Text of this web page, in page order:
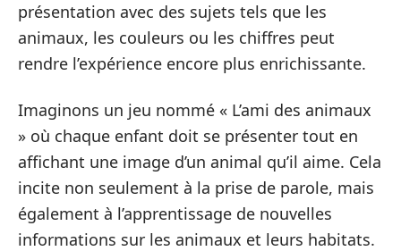
présentation avec des sujets tels que les
animaux, les couleurs ou les chiffres peut
rendre l’expérience encore plus enrichissante.
Imaginons un jeu nommé « L’ami des animaux
» où chaque enfant doit se présenter tout en
affichant une image d’un animal qu’il aime. Cela
incite non seulement à la prise de parole, mais
également à l’apprentissage de nouvelles
informations sur les animaux et leurs habitats.